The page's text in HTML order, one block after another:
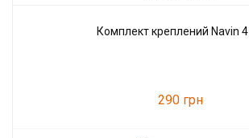
Комплект креплений Navin
290 грн